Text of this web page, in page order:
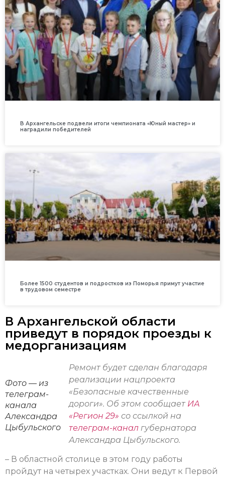
В Архангельске подвели итоги чемпионата «Юный мастер» и
наградили победителей
Более 1500 студентов и подростков из Поморья примут участие
в трудовом семестре
В Архангельской области
приведут в порядок проезды к
медорганизациям
Фото — из
телеграм-
канала
Александра
Цыбульского
Ремонт будет сделан благодаря
реализации нацпроекта
«Безопасные качественные
дороги». Об этом сообщает ИА
«Регион 29» со ссылкой на
телеграм-канал губернатора
Александра Цыбульского.
– В областной столице в этом году работы
пройдут на четырех участках. Они ведут к Первой